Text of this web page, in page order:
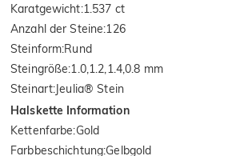
Karatgewicht:1.537 ct
Anzahl der Steine:126
Steinform:Rund
Steingröße:1.0,1.2,1.4,0.8 mm
Steinart:Jeulia® Stein
Halskette Information
Kettenfarbe:Gold
Farbbeschichtung:Gelbgold